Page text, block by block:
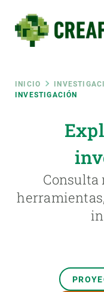
contenido
principal
Ruta
INICIO
INVESTIGACIÓN
Consulta
RRSS
SOBRE NOSOTROS
ÚNETE A NOSOTROS